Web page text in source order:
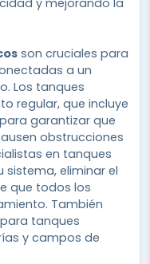
y mejorando la
son cruciales para
a un
Los tanques
regular, que incluye
garantizar que
obstrucciones
en tanques
eliminar el
que todos los
También
tanques
y campos de